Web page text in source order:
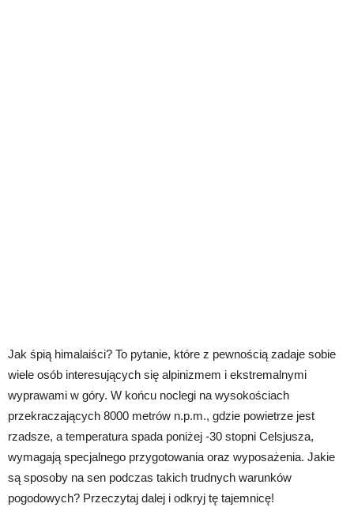
Jak śpią himalaiści? To pytanie, które z pewnością zadaje sobie
wiele osób interesujących się alpinizmem i ekstremalnymi
wyprawami w góry. W końcu noclegi na wysokościach
przekraczających 8000 metrów n.p.m., gdzie powietrze jest
rzadsze, a temperatura spada poniżej -30 stopni Celsjusza,
wymagają specjalnego przygotowania oraz wyposażenia. Jakie
są sposoby na sen podczas takich trudnych warunków
pogodowych? Przeczytaj dalej i odkryj tę tajemnicę!